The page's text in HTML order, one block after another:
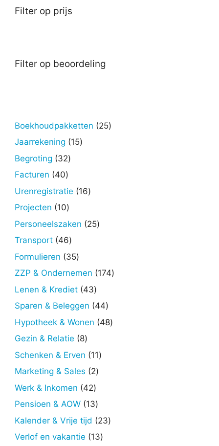
Filter op prijs
Filter op beoordeling
Boekhoudpakketten 2525
Jaarrekening 1515
Begroting 3232
Facturen 4040
producten
Urenregistratie 1616
Projecten 1010
producten
Personeelszaken 2525
Transport 4646
producten
Formulieren 3535
producten
ZZP & Ondernemen 174174
Lenen & Krediet 4343
producten
Sparen & Beleggen 4444
producten
Hypotheek & Wonen 4848
Gezin & Relatie 88
producten
Schenken & Erven 1111
Marketing & Sales 22
Werk & Inkomen 4242
producten
Pensioen & AOW 1313
producten
Kalender & Vrije tijd 2323
Verlof en vakantie 1313